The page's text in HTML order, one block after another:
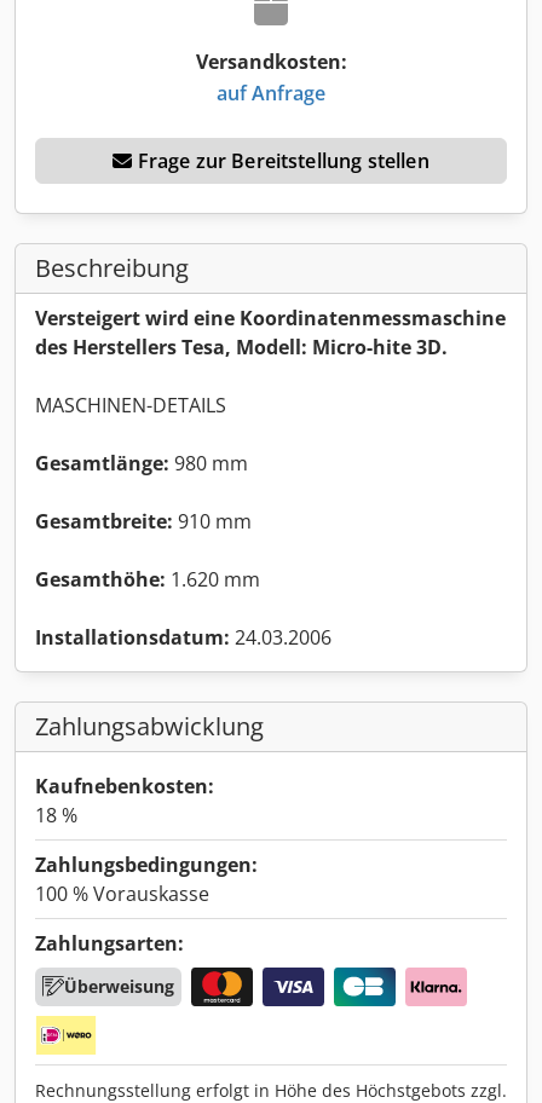
Versandkosten:
auf Anfrage
Frage zur Bereitstellung stellen
Beschreibung
Versteigert wird eine Koordinatenmessmaschine
des Herstellers Tesa, Modell: Micro-hite 3D.
MASCHINEN-DETAILS
Gesamtlänge: 980 mm
Gesamtbreite: 910 mm
Gesamthöhe: 1.620 mm
Installationsdatum: 24.03.2006
Zahlungsabwicklung
Kaufnebenkosten:
18 %
Zahlungsbedingungen:
100 % Vorauskasse
Zahlungsarten:
Überweisung
Rechnungsstellung erfolgt in Höhe des Höchstgebots zzgl.